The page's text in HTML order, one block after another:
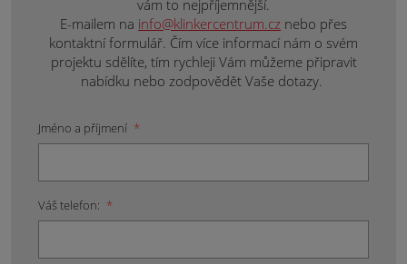
vám to nejpříjemnější.
E-mailem na info@klinkercentrum.cz nebo přes
kontaktní formulář. Čím více informací nám o svém
projektu sdělíte, tím rychleji Vám můžeme připravit
nabídku nebo zodpovědět Vaše dotazy.
Jméno a příjmení *
Váš telefon: *